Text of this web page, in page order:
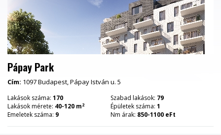
Pápay Park
Cím: 1097 Budapest, Pápay István u. 5
Lakások száma: 170 Szabad lakások: 79
Lakások mérete: 40-120 m2 Épületek száma: 1
Emeletek száma: 9 Nm árak: 850-1100 eFt